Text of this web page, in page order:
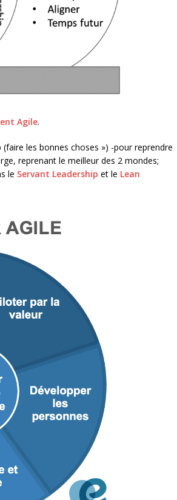
Agile.
les bonnes choses ») -pour reprendre
reprenant le meilleur des 2 mondes;
le Servant Leadership et le Lean